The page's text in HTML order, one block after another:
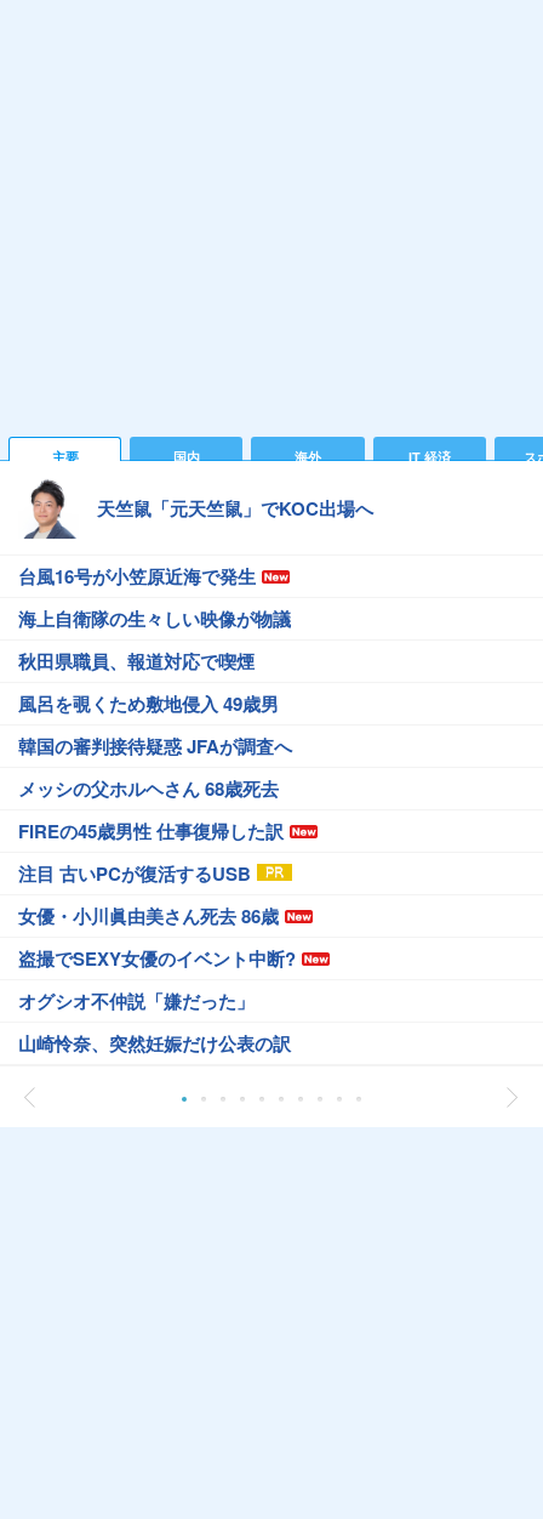
主要 国内 海外 IT 経済 ス
天竺鼠「元天竺鼠」でKOC出場へ
台風16号が小笠原近海で発生
海上自衛隊の生々しい映像が物議
秋田県職員、報道対応で喫煙
風呂を覗くため敷地侵入 49歳男
韓国の審判接待疑惑 JFAが調査へ
メッシの父ホルヘさん 68歳死去
FIREの45歳男性 仕事復帰した訳
注目 古いPCが復活するUSB
女優・小川眞由美さん死去 86歳
盗撮でSEXY女優のイベント中断?
オグシオ不仲説「嫌だった」
山崎怜奈、突然妊娠だけ公表の訳